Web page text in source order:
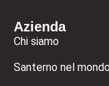
Azienda
Chi siamo
Santerno nel mondo